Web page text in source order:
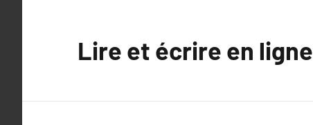
Lire et écrire en ligne